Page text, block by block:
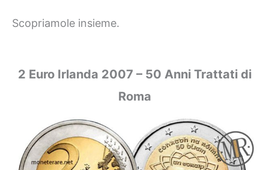
Scopriamole insieme.
2 Euro Irlanda 2007 – 50 Anni Trattati di
Roma